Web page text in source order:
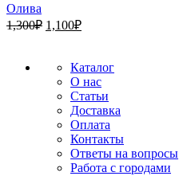
Олива
1,300₽ Первоначальная
1,300₽.
1,100₽Текущая
Каталог
О нас
Статьи
Доставка
Оплата
Контакты
Ответы на вопросы
Работа с городами